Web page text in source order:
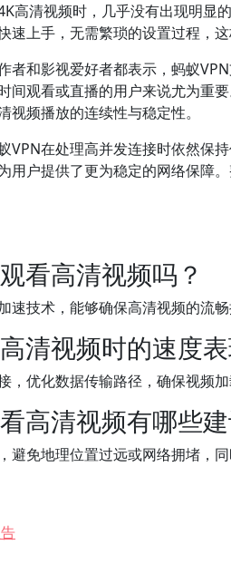
高清视频时，几乎没有出现明显
速上手，无需繁琐的设置过程，这
者和影视爱好者都表示，蚂蚁
间观看或直播的用户来说尤为重
频播放的连续性与稳定性。
VPN在处理高并发连接时依然保
用户提供了更为稳定的网络保障
看高清视频吗？
速技术，能够确保高清视频的流畅
清视频时的速度
，优化数据传输路径，确保视频加
高清视频有哪些建
避免地理位置过远或网络拥堵，同